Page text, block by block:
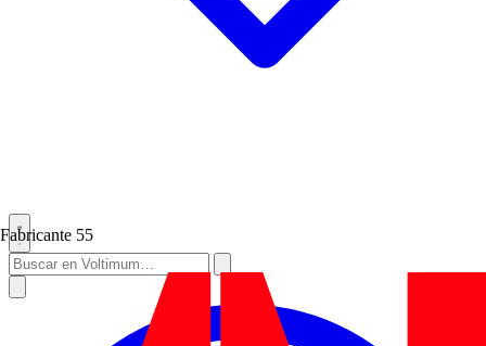
Fabricante 55